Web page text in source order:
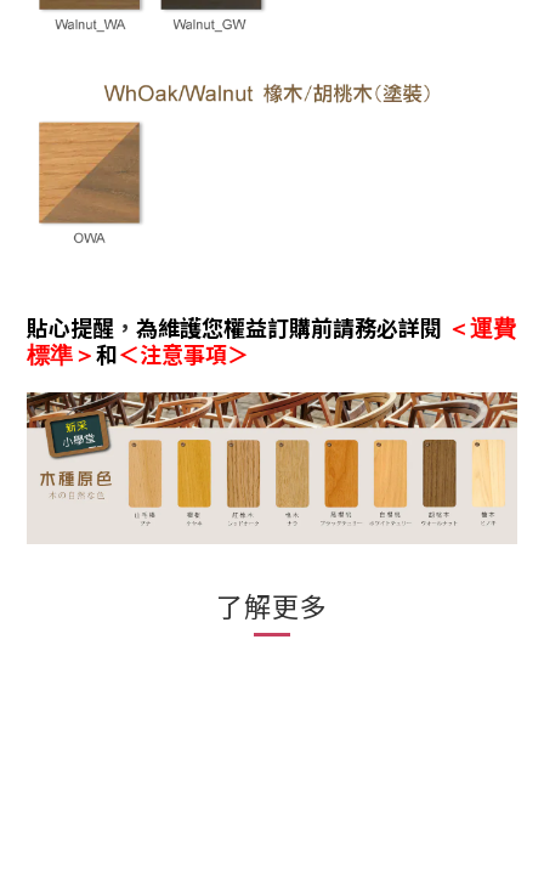
貼心提醒 ， 為維護您權益訂購前請務必詳閱 ＜運費
標準＞和＜注意事項＞
了解更多